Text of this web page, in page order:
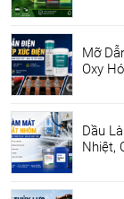
Mỡ
Oxy
Dầu
Nhiệt,